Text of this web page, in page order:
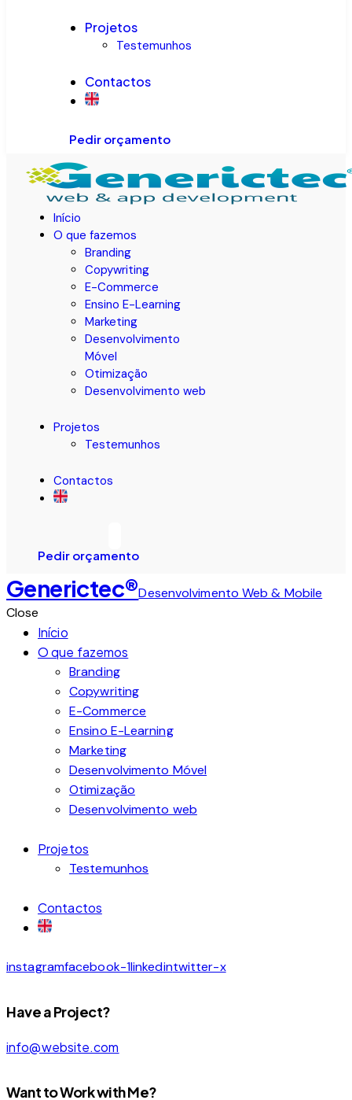
Projetos
Testemunhos
Contactos
Pedir orçamento
Início
O que fazemos
Branding
Copywriting
E-Commerce
Ensino E-Learning
Marketing
Desenvolvimento
Móvel
Otimização
Desenvolvimento web
Projetos
Testemunhos
Contactos
Pedir orçamento
Generictec®Desenvolvimento Web & Mobile
Close
Início
O que fazemos
Branding
Copywriting
E-Commerce
Ensino E-Learning
Marketing
Desenvolvimento Móvel
Otimização
Desenvolvimento web
Projetos
Testemunhos
Contactos
instagramfacebook-1linkedintwitter-x
Have a Project?
info@website.com
Want to Work with Me?